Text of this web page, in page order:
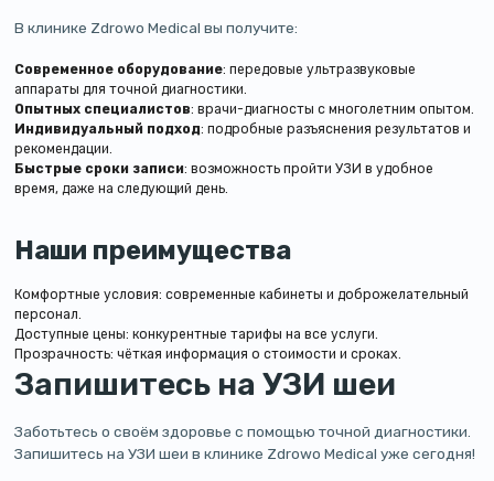
В клинике Zdrowo Medical вы получите:
Современное оборудование: передовые ультразвуковые
аппараты для точной диагностики.
Опытных специалистов: врачи-диагносты с многолетним опытом.
Индивидуальный подход: подробные разъяснения результатов и
рекомендации.
Быстрые сроки записи: возможность пройти УЗИ в удобное
время, даже на следующий день.
Наши преимущества
Комфортные условия: современные кабинеты и доброжелательный
персонал.
Доступные цены: конкурентные тарифы на все услуги.
Прозрачность: чёткая информация о стоимости и сроках.
Запишитесь на УЗИ шеи
Заботьтесь о своём здоровье с помощью точной диагностики.
Запишитесь на УЗИ шеи в клинике Zdrowo Medical уже сегодня!